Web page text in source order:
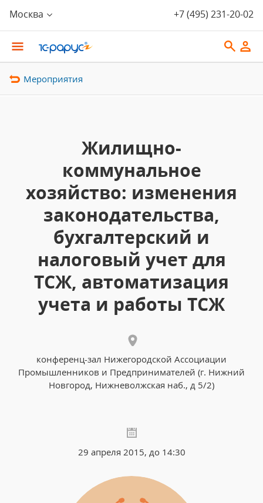
Москва +7 (495) 231-20-02
Мероприятия
Жилищно-
коммунальное
хозяйство: изменения
законодательства,
бухгалтерский и
налоговый учет для
ТСЖ, автоматизация
учета и работы ТСЖ
конференц-зал Нижегородской Ассоциации
Промышленников и Предпринимателей (г. Нижний
Новгород, Нижневолжская наб., д 5/2)
29 апреля 2015, до 14:30